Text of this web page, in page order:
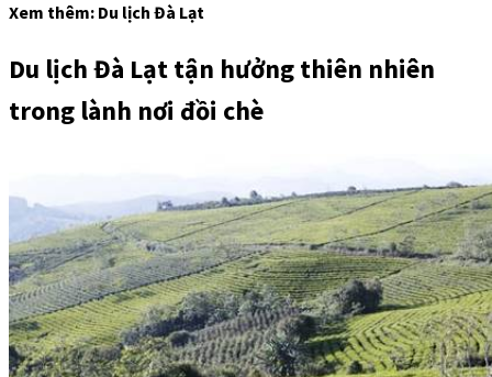
Xem thêm: Du lịch Đà Lạt
Du lịch Đà Lạt tận hưởng thiên nhiên
trong lành nơi đồi chè